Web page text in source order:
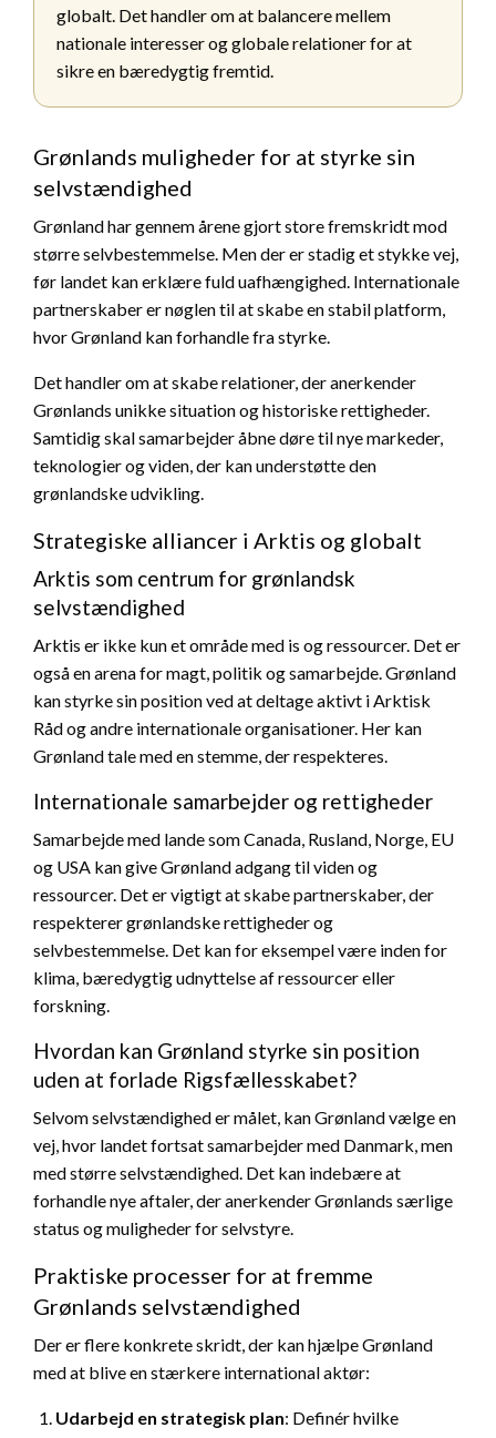
globalt. Det handler om at balancere mellem
nationale interesser og globale relationer for at
sikre en bæredygtig fremtid.
Grønlands muligheder for at styrke sin
selvstændighed
Grønland har gennem årene gjort store fremskridt mod
større selvbestemmelse. Men der er stadig et stykke vej,
før landet kan erklære fuld uafhængighed. Internationale
partnerskaber er nøglen til at skabe en stabil platform,
hvor Grønland kan forhandle fra styrke.
Det handler om at skabe relationer, der anerkender
Grønlands unikke situation og historiske rettigheder.
Samtidig skal samarbejder åbne døre til nye markeder,
teknologier og viden, der kan understøtte den
grønlandske udvikling.
Strategiske alliancer i Arktis og globalt
Arktis som centrum for grønlandsk
selvstændighed
Arktis er ikke kun et område med is og ressourcer. Det er
også en arena for magt, politik og samarbejde. Grønland
kan styrke sin position ved at deltage aktivt i Arktisk
Råd og andre internationale organisationer. Her kan
Grønland tale med en stemme, der respekteres.
Internationale samarbejder og rettigheder
Samarbejde med lande som Canada, Rusland, Norge, EU
og USA kan give Grønland adgang til viden og
ressourcer. Det er vigtigt at skabe partnerskaber, der
respekterer grønlandske rettigheder og
selvbestemmelse. Det kan for eksempel være inden for
klima, bæredygtig udnyttelse af ressourcer eller
forskning.
Hvordan kan Grønland styrke sin position
uden at forlade Rigsfællesskabet?
Selvom selvstændighed er målet, kan Grønland vælge en
vej, hvor landet fortsat samarbejder med Danmark, men
med større selvstændighed. Det kan indebære at
forhandle nye aftaler, der anerkender Grønlands særlige
status og muligheder for selvstyre.
Praktiske processer for at fremme
Grønlands selvstændighed
Der er flere konkrete skridt, der kan hjælpe Grønland
med at blive en stærkere international aktør:
Udarbejd en strategisk plan: Definér hvilke